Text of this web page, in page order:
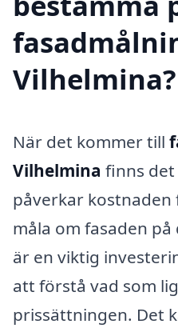
Vilhelmina?
När det kommer till
Vilhelmina finns
påverkar
måla om fasaden
är en viktig
att förstå vad som
prissättningen. Det